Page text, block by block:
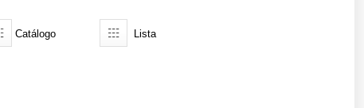
Catálogo Lista